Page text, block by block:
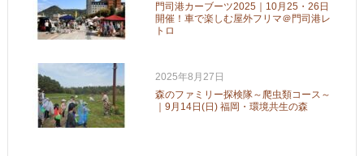
門司港カーブーツ2025｜10月25・26日
開催！車で楽しむ屋外フリマ＠門司港レ
トロ
2025年8月27日
森のファミリー探検隊～爬虫類コース～
｜9月14日(日) 福岡・環境共生の森